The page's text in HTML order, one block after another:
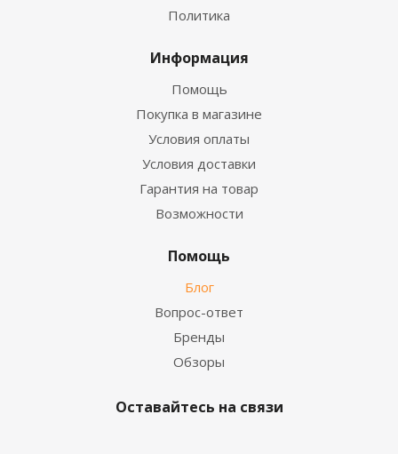
Политика
Информация
Помощь
Покупка в магазине
Условия оплаты
Условия доставки
Гарантия на товар
Возможности
Помощь
Блог
Вопрос-ответ
Бренды
Обзоры
Оставайтесь на связи